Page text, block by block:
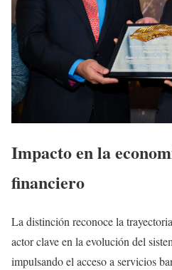
Impacto en la
financiero
La distinción reconoce la
actor clave en la evolución del
impulsando el acceso a servicios